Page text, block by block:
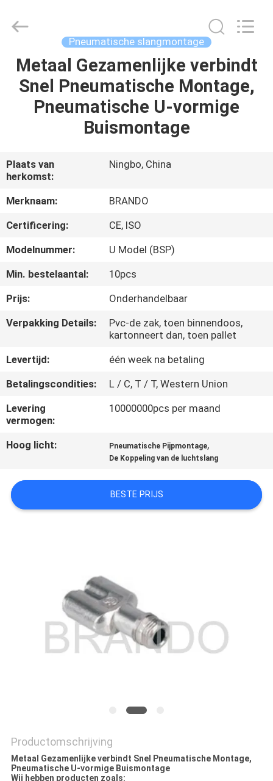
HUIS
PRODUCTEN
ONS
FABRIEKSTOCHT
KWALITEITSCONTROLE
NEEM
CONTACT
MET
OP
VRAAG
EEN
OFFERTE
COMPANY
NEWS
PRIVACYBELEID
Pneumatische slangmontage
Metaal Gezamenlijke verbindt
Snel Pneumatische Montage,
Pneumatische U-vormige
Buismontage
Plaats van
herkomst:
Ningbo, China
Merknaam:
BRANDO
Certificering:
CE, ISO
Modelnummer:
U Model (BSP)
Min. bestelaantal:
10pcs
Prijs:
Onderhandelbaar
Verpakking Details:
Pvc-de zak, toen binnendoos,
kartonneert dan, toen pallet
Levertijd:
één week na betaling
Betalingscondities:
L / C, T / T, Western Union
Levering
vermogen:
10000000pcs per maand
Hoog licht: Pneumatische Pijpmontage,
De Koppeling van de luchtslang
BESTE PRIJS
Productomschrijving
Metaal Gezamenlijke verbindt Snel Pneumatische Montage,
Pneumatische U-vormige Buismontage
Wij hebben producten zoals: